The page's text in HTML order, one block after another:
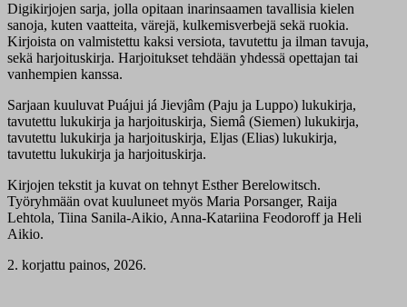
Digikirjojen sarja, jolla opitaan inarinsaamen tavallisia kielen
sanoja, kuten vaatteita, värejä, kulkemisverbejä sekä ruokia.
Kirjoista on valmistettu kaksi versiota, tavutettu ja ilman tavuja,
sekä harjoituskirja. Harjoitukset tehdään yhdessä opettajan tai
vanhempien kanssa.
Sarjaan kuuluvat Puájui já Jievjâm (Paju ja Luppo) lukukirja,
tavutettu lukukirja ja harjoituskirja, Siemâ (Siemen) lukukirja,
tavutettu lukukirja ja harjoituskirja, Eljas (Elias) lukukirja,
tavutettu lukukirja ja harjoituskirja.
Kirjojen tekstit ja kuvat on tehnyt Esther Berelowitsch.
Työryhmään ovat kuuluneet myös Maria Porsanger, Raija
Lehtola, Tiina Sanila-Aikio, Anna-Katariina Feodoroff ja Heli
Aikio.
2. korjattu painos, 2026.